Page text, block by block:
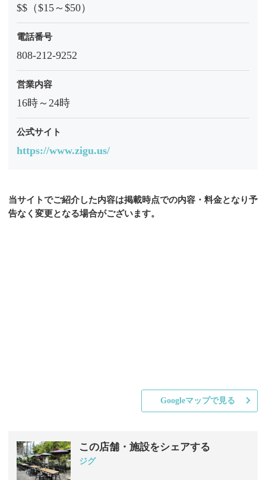
$$（$15～$50）
電話番号
808-212-9252
営業内容
16時～24時
公式サイト
https://www.zigu.us/
当サイトでご紹介した内容は掲載時点での内容・料金となり予
告なく変更となる場合がございます。
Googleマップで見る
この店舗・施設をシェアする
ジグ